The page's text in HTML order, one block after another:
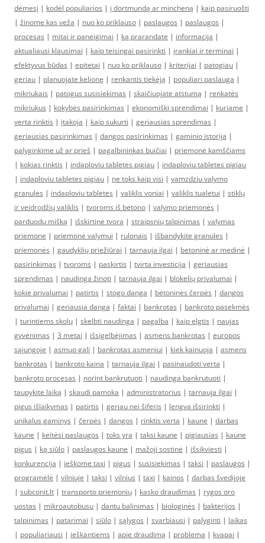
dėmesį | kodėl populiarios | į dortmundą ar mincheną | kaip pasiruošti
| žinome kas veža | nuo ko priklauso | paslaugos | paslaugos |
procesas | mitai ir paneigimai | ką prarandate | informacija |
aktualiausi klausimai | kaip teisingai pasirinkti | įrankiai ir terminai |
efektyvus būdas | epitetai | nuo ko priklauso | kriterijai | patogiau |
geriau | planuojate kelionę | renkantis tiekėją | populiari paslauga |
mikriukais | patogus susisiekimas | skaičiuojate atstumą | renkatės
mikriukus | kokybės pasirinkimas | ekonomiški sprendimai | kuriame |
verta rinktis | įtakoja | kaip sukurti | geriausias sprendimas |
geriausias pasirinkimas | dangos pasirinkimas | gaminio istorija |
palyginkime už ar prieš | pagalbininkas buičiai | priemonė kamščiams
| kokias rinktis | indaploviu tabletes pigiau | indaploviu tabletes pigiau
| indaploviu tabletes pigiau | ne toks kaip visi | vamzdziu valymo
granules | indaploviu tabletes | valiklis voniai | valiklis tualetui | stiklų
ir veidrodžių valiklis | tvoroms iš betono | valymo priemonės |
parduodu mišką | išskirtinė tvora | straipsnių talpinimas | valymas
priemone | priemonė valymui | rulonais | išbandykite granules |
priemonės | gaudyklių priežiūrai | tarnauja ilgai | betoninė ar medinė |
pasirinkimas | tvoroms | paskirtis | tvirta investicija | geriausias
sprendimas | naudinga žinoti | tarnauja ilgai | blokelių privalumai |
kokie privalumai | patirtis | stogo danga | betoninės čerpės | dangos
privalumai | geriausia danga | faktai | bankrotas | bankroto pasekmės
| turintiems skolų | skelbti naudinga | pagalba | kaip elgtis | naujas
gyvenimas | 3 metai | išsigelbėjimas | asmens bankrotas | europos
sąjungoje | asmuo gali | bankrotas asmeniui | kiek kainuoja | asmens
bankrotas | bankroto kaina | tarnauja ilgai | pasinaudoti verta |
bankroto procesas | norint bankrutuoti | naudinga bankrutuoti |
taupykite laiką | skaudi pamoka | administratorius | tarnauja ilgai |
pigus išlaikymas | patirtis | geriau nei šiferis | lengva išsirinkti |
unikalus gaminys | čerpės | dangos | rinktis verta | kaune | darbas
kaune | keitėsi paslaugos | toks yra | taksi kaune | pigiausias | kaune
pigus | ką siūlo | paslaugos kaune | mažoji sostinė | išsikviesti |
konkurencija | ieškome taxi | pigus | susisiekimas | taksi | paslaugos |
programėlė | vilniuje | taksi | vilnius | taxi | kainos | darbas švedijoje
| subconit.lt | transporto priemonių | kasko draudimas | rygos oro
uostas | mikroautobusu | dantu balinimas | biologinės | bakterijos |
talpinimas | patarimai | siūlo | sąlygos | svarbiausi | palyginti | laikas
| populiariausi | ieškantiems | apie draudimą | problema | kvapai |